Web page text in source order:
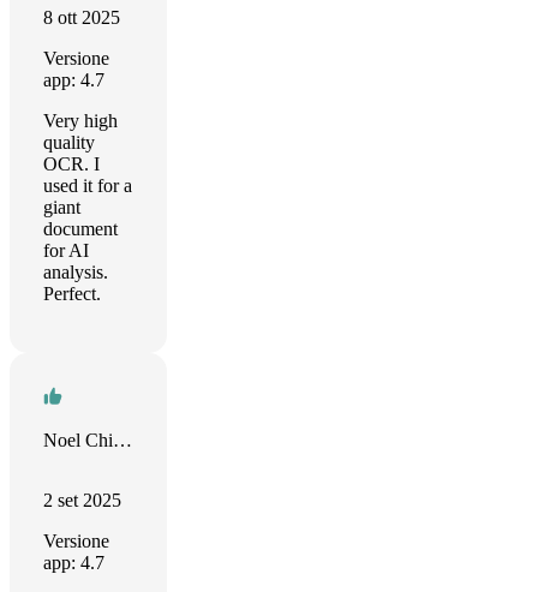
8 ott 2025
Versione
app: 4.7
Very high
quality
OCR. I
used it for a
giant
document
for AI
analysis.
Perfect.
Noel Chidwick
2 set 2025
Versione
app: 4.7